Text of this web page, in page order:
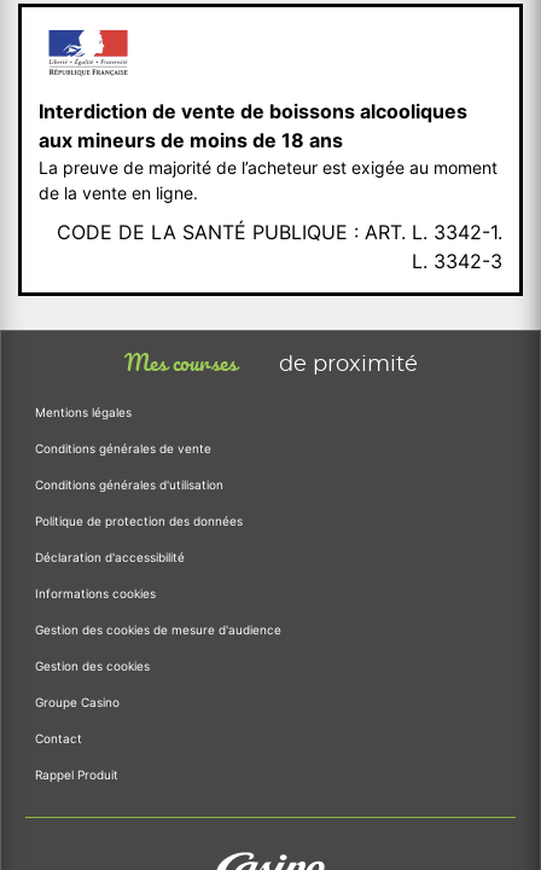
Interdiction de vente de boissons alcooliques
aux mineurs de moins de 18 ans
La preuve de majorité de l’acheteur est exigée au moment
de la vente en ligne.
CODE DE LA SANTÉ PUBLIQUE : ART. L. 3342-1.
L. 3342-3
Mes courses de proximité
Mentions légales
Conditions générales de vente
Conditions générales d'utilisation
Politique de protection des données
Déclaration d'accessibilité
Informations cookies
Gestion des cookies de mesure d'audience
Gestion des cookies
Groupe Casino
Contact
Rappel Produit